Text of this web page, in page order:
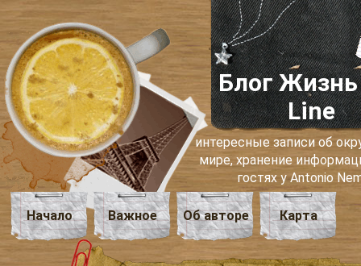
Блог Жизнь
Line
интересные записи об
мире, хранение
гостях у Antonio
Начало Важное Об авторе Карта